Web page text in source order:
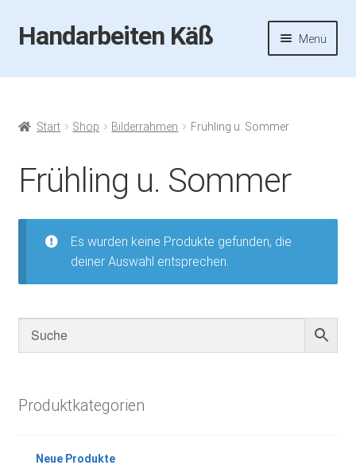
Zur
Navigation
Zum
Inhalt
Handarbeiten Käß Menü
Startseite
Aktuelles
Handarbeiten-Käß-Shop
Kasse
Mein Konto
Start Shop Bilderrahmen Frühling u. Sommer
Frühling u. Sommer
Es wurden keine Produkte gefunden, die
deiner Auswahl entsprechen.
Produktkategorien
Neue Produkte